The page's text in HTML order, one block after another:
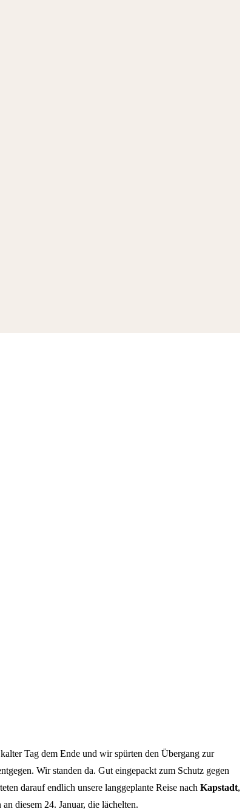
Tag dem Ende und wir spürten den Übergang zur
Wir standen da. Gut eingepackt zum Schutz gegen
darauf endlich unsere langgeplante Reise nach Kapstadt,
diesem 24. Januar, die lächelten.